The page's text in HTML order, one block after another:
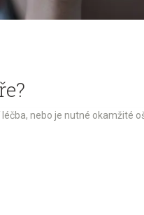
nebo je nutné okamžité